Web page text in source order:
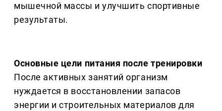
мышечной массы и улучшить спортивные
результаты.
Основные цели питания после тренировки
После активных занятий организм
нуждается в восстановлении запасов
энергии и строительных материалов для